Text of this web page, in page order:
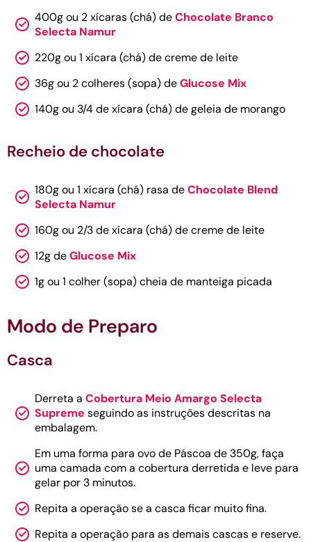
400g ou 2 xícaras (chá) deChocolate Branco
Selecta Namur
220g ou 1 xícara (chá) de creme de leite
36g ou 2 colheres (sopa) deGlucose Mix
140g ou 3/4 de xícara (chá) de geleia de morango
Recheio de chocolate
180g ou 1 xícara (chá) rasa deChocolate Blend
Selecta Namur
160g ou 2/3 de xícara (chá) de creme de leite
12g deGlucose Mix
1g ou 1 colher (sopa) cheia de manteiga picada
Modo de Preparo
Casca
Derreta a Cobertura Meio Amargo Selecta
Supreme seguindo as instruções descritas na
embalagem.
Em uma forma para ovo de Páscoa de 350g, faça
uma camada com a cobertura derretida e leve para
gelar por 3 minutos.
Repita a operação se a casca ficar muito fina.
Repita a operação para as demais cascas e reserve.